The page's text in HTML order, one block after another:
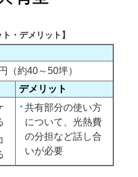
・デメリット】
（約40～50坪）
デメリット
共有部分の使い方
について、光熱費
の分担など話し合
いが必要